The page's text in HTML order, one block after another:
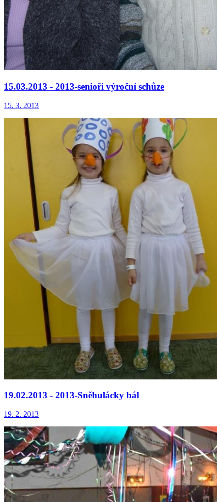
15.03.2013 - 2013-senioři výroční schůze
15. 3. 2013
19.02.2013 - 2013-Sněhulácky bál
19. 2. 2013